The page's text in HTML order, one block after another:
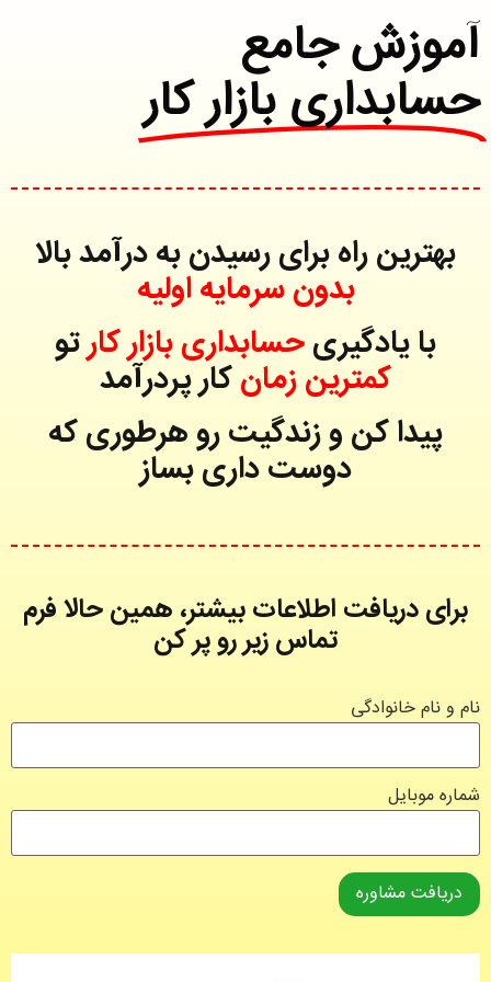
آموزش جامع
حسابداری بازار کار
بهترین راه برای رسیدن به درآمد بالا
بدون سرمایه اولیه
با یادگیریحسابداری بازار کارتو
کمترین زمانکار پردرآمد
پیدا کن و زندگیت رو هرطوری که
دوست داری بساز
برای دریافت اطلاعات بیشتر، همین حالا فرم
تماس زیر رو پر کن
نام و نام خانوادگی
شماره موبایل